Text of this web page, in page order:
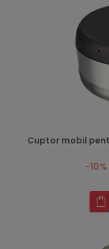
Cuptor mobil
-10%